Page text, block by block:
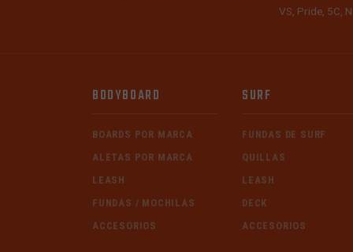
VS, Pride, 5C,
BODYBOARD
BOARDS POR MARCA
ALETAS POR MARCA
LEASH
FUNDAS / MOCHILAS
ACCESORIOS
SURF
FUNDAS DE SURF
QUILLAS
LEASH
DECK
ACCESORIOS